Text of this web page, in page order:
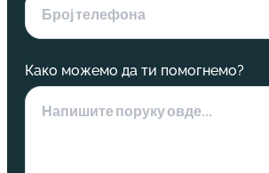
Како можемо да ти помогнемо?